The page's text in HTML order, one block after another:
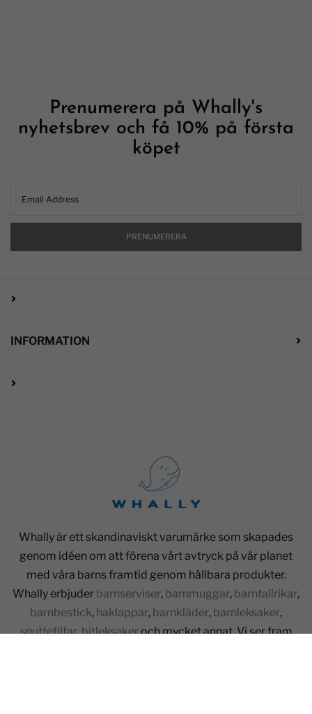
Prenumerera på Whally's
nyhetsbrev och få 10% på första
köpet
PRENUMERERA
Whally är ett skandinaviskt varumärke som skapades
genom idéen om att förena vårt avtryck på vår planet
med våra barns framtid genom hållbara produkter.
Whally erbjuder barnserviser, barnmuggar, barntallrikar,
barnbestick, haklappar, barnkläder, barnleksaker,
snuttefiltar,bitleksakeroch mycket annat. Vi ser fram
INFORMATION